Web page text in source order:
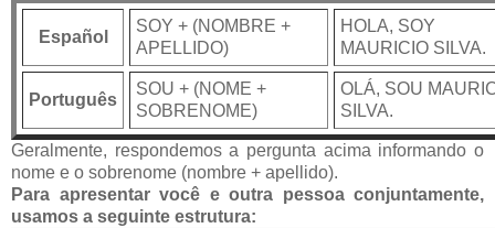
Español
SOY + (NOMBRE +
APELLIDO)
HOLA, SOY
MAURICIO SILVA.
Português
SOU + (NOME +
SOBRENOME)
OLÁ, SOU
SILVA.
Geralmente, respondemos a pergunta acima informando o
nome e o sobrenome (nombre + apellido).
Para apresentar você e outra pessoa conjuntamente,
usamos a seguinte estrutura: